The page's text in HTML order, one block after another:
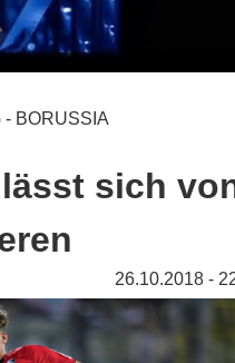
- BORUSSIA
sich
26.10.2018 -